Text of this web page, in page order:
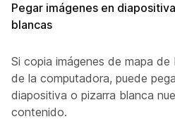
Pegar imágenes en
blancas
Si copia imágenes de mapa
de la computadora, puede
diapositiva o pizarra blanca
contenido.